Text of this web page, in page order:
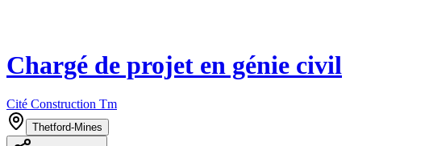
Chargé de projet en génie civil
Cité Construction Tm
Thetford-Mines